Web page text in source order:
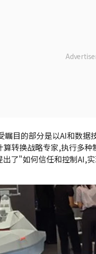
瞩目的部分是以AI和数
算转换战略专家,执行多
了"如何信任和控制AI,实